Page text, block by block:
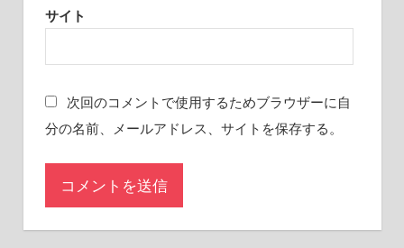
サイト
次回のコメントで使用するためブラウザーに自
分の名前、メールアドレス、サイトを保存する。